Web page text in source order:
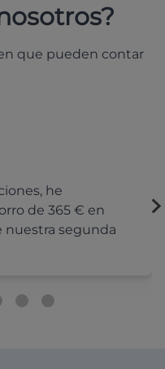
que pueden contar
he
de 365 € en
nuestra segunda